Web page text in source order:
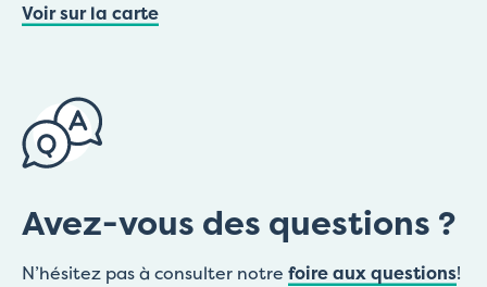
Voir sur la carte
Avez-vous des questions ?
N’hésitez pas à consulter notre foire aux questions!